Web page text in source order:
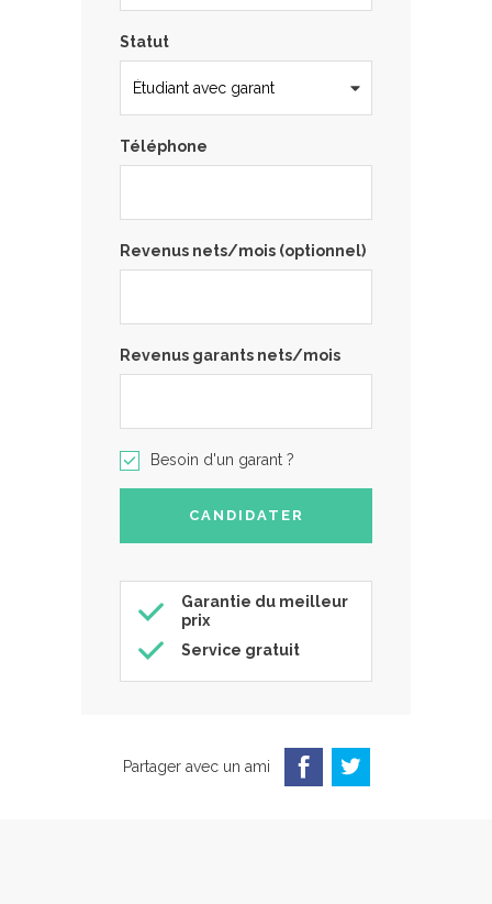
Statut
Téléphone
Revenus nets/mois (optionnel)
Revenus garants nets/mois
Besoin d'un garant ?
Garantie du meilleur
prix
Service gratuit
Partager avec un ami